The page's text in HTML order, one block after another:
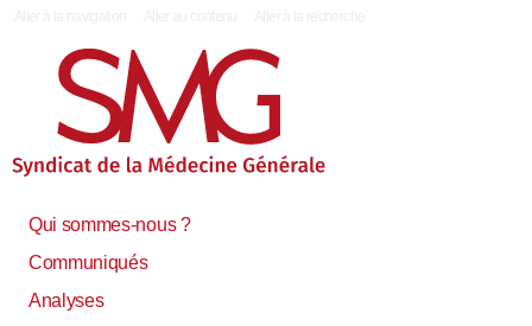
Qui sommes-nous ?
Communiqués
Analyses